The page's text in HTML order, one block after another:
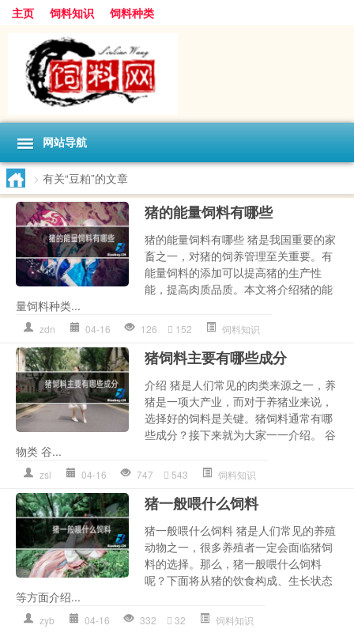
主页 饲料知识 饲料种类
网站导航
> 有关“豆粕”的文章
猪的能量饲料有哪些
猪的能量饲料有哪些 猪是我国重要的家
畜之一，对猪的饲养管理至关重要。有
能量饲料的添加可以提高猪的生产性
能，提高肉质品质。本文将介绍猪的能
量饲料种类...
zdn 04-16 126 152 饲料知识
猪饲料主要有哪些成分
介绍 猪是人们常见的肉类来源之一，养
猪是一项大产业，而对于养猪业来说，
选择好的饲料是关键。猪饲料通常有哪
些成分？接下来就为大家一一介绍。 谷
物类 谷...
zsl 04-16 747 543 饲料知识
猪一般喂什么饲料
猪一般喂什么饲料 猪是人们常见的养殖
动物之一，很多养殖者一定会面临猪饲
料的选择。那么，猪一般喂什么饲料
呢？下面将从猪的饮食构成、生长状态
等方面介绍...
zyb 04-16 332 32 饲料知识